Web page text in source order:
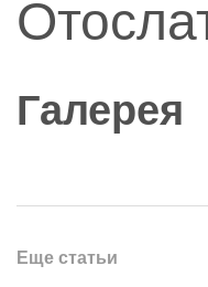
Галерея
Еще статьи